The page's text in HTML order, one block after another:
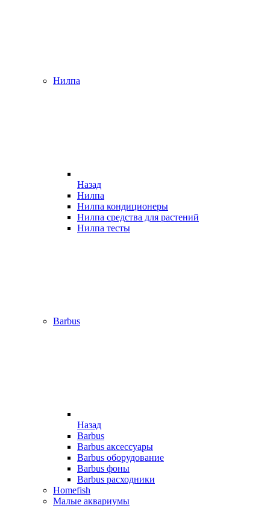
Нилпа
Назад
Нилпа
Нилпа кондиционеры
Нилпа средства для растений
Нилпа тесты
Barbus
Назад
Barbus
Barbus аксессуары
Barbus оборудование
Barbus фоны
Barbus расходники
Homefish
Малые аквариумы